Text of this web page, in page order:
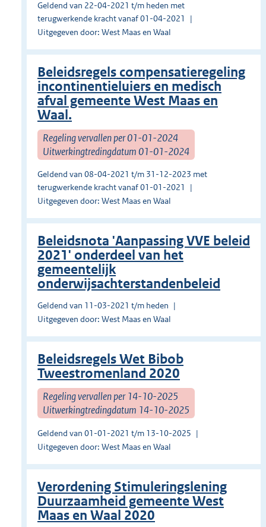
Geldend van 22-04-2021 t/m heden met
terugwerkende kracht vanaf 01-04-2021
Uitgegeven door: West Maas en Waal
Beleidsregels compensatieregeling
incontinentieluiers en medisch
afval gemeente West Maas en
Waal.
Regeling vervallen per 01-01-2024
Uitwerkingtredingdatum 01-01-2024
Geldend van 08-04-2021 t/m 31-12-2023 met
terugwerkende kracht vanaf 01-01-2021
Uitgegeven door: West Maas en Waal
Beleidsnota 'Aanpassing VVE beleid
2021' onderdeel van het
gemeentelijk
onderwijsachterstandenbeleid
Geldend van 11-03-2021 t/m heden
Uitgegeven door: West Maas en Waal
Beleidsregels Wet Bibob
Tweestromenland 2020
Regeling vervallen per 14-10-2025
Uitwerkingtredingdatum 14-10-2025
Geldend van 01-01-2021 t/m 13-10-2025
Uitgegeven door: West Maas en Waal
Verordening Stimuleringslening
Duurzaamheid gemeente West
Maas en Waal 2020